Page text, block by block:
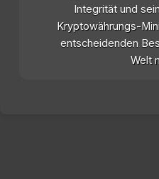
Integrität und
Kryptowährungs-
entscheidenden
Welt